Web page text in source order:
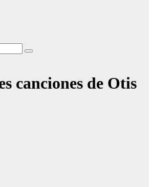
canciones de Otis